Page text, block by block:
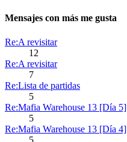
Mensajes con más me gusta
Re:A revisitar
12
Re:A revisitar
7
Re:Lista de partidas
5
Re:Mafia Warehouse 13 [Día 5]
5
Re:Mafia Warehouse 13 [Día 4]
5